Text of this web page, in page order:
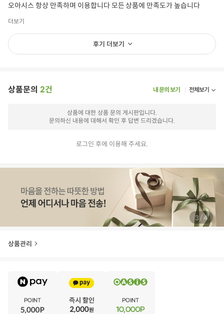
오아시스 항상 만족하며 이용합니다 모든 상품에 만족도가 높습니다
더보기
후기 더보기
상품문의 2건 내 문의 보기 전체보기
상품에 대한 상품 문의 게시판입니다.
문의하신 내용에 대해서 확인 후 답변 드리겠습니다.
로그인 후에 이용해 주세요.
3 /4
상품관리